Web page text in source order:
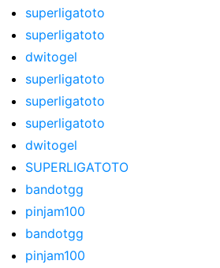
superligatoto
superligatoto
dwitogel
superligatoto
superligatoto
superligatoto
dwitogel
SUPERLIGATOTO
bandotgg
pinjam100
bandotgg
pinjam100